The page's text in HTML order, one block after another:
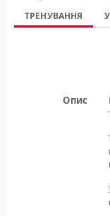
ТРЕНУВАННЯ
Опис